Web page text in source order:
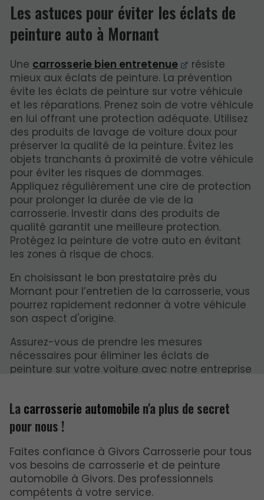
Les astuces pour éviter les éclats de
peinture auto à Mornant
Une carrosserie bien entretenue
résiste
mieux aux éclats de peinture. La prévention
évite les éclats de peinture sur votre véhicule
et les réparations. Prenez soin de votre véhicule
en lui offrant une protection adéquate. Utilisez
des produits de lavage de voiture doux pour
préserver la qualité de la peinture. Évitez les
objets tranchants à proximité de votre véhicule
pour éviter les risques de dommages.
Appliquez régulièrement une cire de protection
pour prolonger la durée de vie de la
carrosserie. Investir dans des produits de
qualité garantit une meilleure protection.
Protégez la peinture de votre auto en évitant
les zones à risque de chocs.
En choisissant le bon prestataire près du
Mornant pour l’entretien de la carrosserie, vous
pourrez rapidement redonner à votre véhicule
son aspect d'origine.
Assurez-vous de prendre les mesures
nécessaires pour éliminer les éclats de
peinture sur votre voiture avec notre entreprise
La carrosserie automobile n'a plus de secret
pour nous !
Faites confiance à Givors Carrosserie pour tous
vos besoins de carrosserie et de peinture
automobile à Givors. Des professionnels
compétents à votre service.